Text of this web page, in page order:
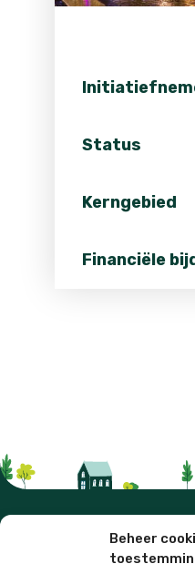
Beheer
Status
Kerngebied
Financiële
VOOR DE